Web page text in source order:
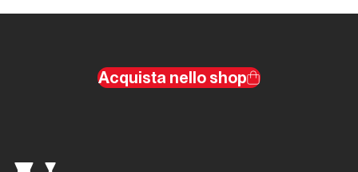
Unconventional
climbers
Acquista nello shop